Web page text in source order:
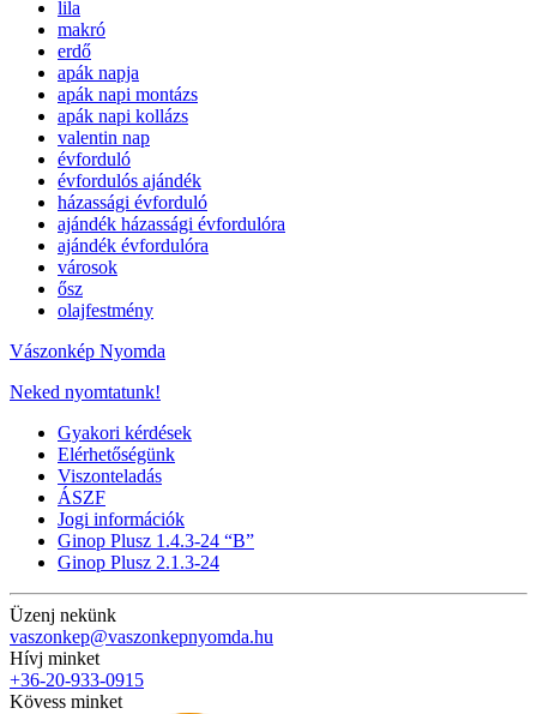
lila
makró
erdő
apák napja
apák napi montázs
apák napi kollázs
valentin nap
évforduló
évfordulós ajándék
házassági évforduló
ajándék házassági évfordulóra
ajándék évfordulóra
városok
ősz
olajfestmény
Vászonkép Nyomda
Neked nyomtatunk!
Gyakori kérdések
Elérhetőségünk
Viszonteladás
ÁSZF
Jogi információk
Ginop Plusz 1.4.3-24 “B”
Ginop Plusz 2.1.3-24
Üzenj nekünk
vaszonkep@vaszonkepnyomda.hu
Hívj minket
+36-20-933-0915
Kövess minket